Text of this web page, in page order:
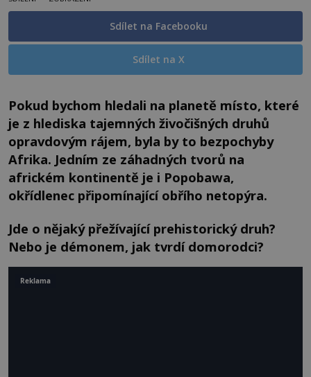
Sdílet na Facebooku
Sdílet na X
Pokud bychom hledali na planetě místo, které
je z hlediska tajemných živočišných druhů
opravdovým rájem, byla by to bezpochyby
Afrika. Jedním ze záhadných tvorů na
africkém kontinentě je i Popobawa,
okřídlenec připomínající obřího netopýra.
Jde o nějaký přežívající prehistorický druh?
Nebo je démonem, jak tvrdí domorodci?
Reklama